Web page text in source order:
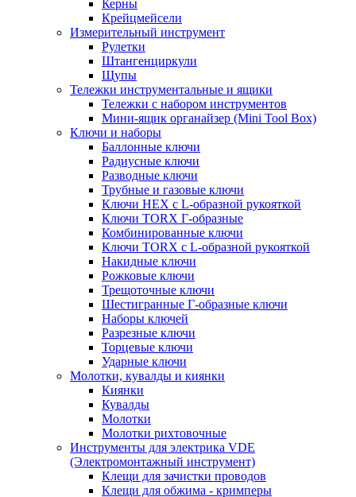
Керны
Крейцмейсели
Измерительный инструмент
Рулетки
Штангенциркули
Щупы
Тележки инструментальные и ящики
Тележки с набором инструментов
Мини-ящик органайзер (Mini Tool Box)
Ключи и наборы
Баллонные ключи
Радиусные ключи
Разводные ключи
Трубные и газовые ключи
Ключи HEX с L-образной рукояткой
Ключи TORX Г-образные
Комбинированные ключи
Ключи TORX с L-образной рукояткой
Накидные ключи
Рожковые ключи
Трещоточные ключи
Шестигранные Г-образные ключи
Наборы ключей
Разрезные ключи
Торцевые ключи
Ударные ключи
Молотки, кувалды и киянки
Киянки
Кувалды
Молотки
Молотки рихтовочные
Инструменты для электрика VDE
(Электромонтажный инструмент)
Клещи для зачистки проводов
Клещи для обжима - кримперы